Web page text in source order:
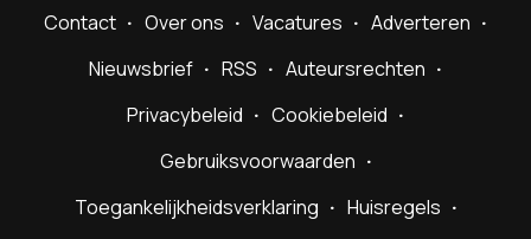
Contact Over ons Vacatures
Adverteren
Nieuwsbrief
RSS
Auteursrechten
Privacybeleid
Cookiebeleid
Gebruiksvoorwaarden
Toegankelijkheidsverklaring
Huisregels